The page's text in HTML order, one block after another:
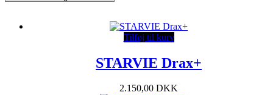
Tilføj til kurv
STARVIE Drax+
2.150,00 DKK